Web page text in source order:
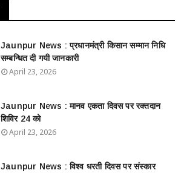
Jaunpur News : ​प्रधानमंत्री किसान सम्मान निधि
सम्बन्धित दी गयी जानकारी
April 23, 2026
Jaunpur News : ​मानव एकता दिवस पर रक्तदान
शिविर 24 को
April 23, 2026
Jaunpur News : विश्व धरती दिवस पर संस्कार